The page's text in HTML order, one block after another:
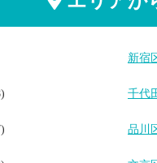
新宿
千代
品川